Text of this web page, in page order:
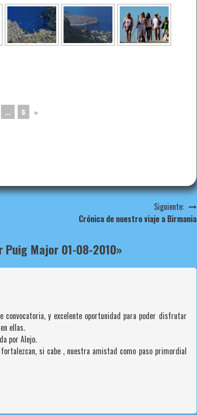
... 6 ►
Siguiente:
Crónica de nuestro viaje a Birmania
Major 01-08-2010»
convocatoria, y excelente oportunidad para poder disfrutar
ellas.
por Alejo.
si cabe , nuestra amistad como paso primordial